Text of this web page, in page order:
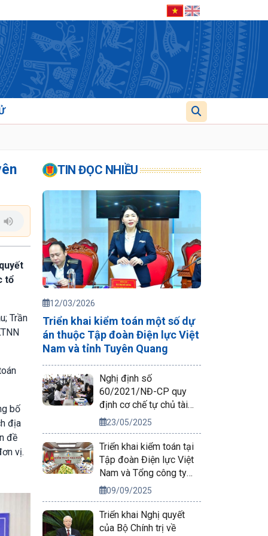
tổ
Trần
bố
địa
đề
vị.
TIN ĐỌC NHIỀU
12/03/2026
Triển khai kiểm toán một số dự
án thuộc Tập đoàn Điện lực Việt
Nam và tỉnh Tuyên Quang
Nghị định số
60/2021/NĐ-CP quy
định cơ chế tự chủ tài
chính của đơn vị sự
nghiệp công lập
23/05/2025
Triển khai kiểm toán tại
Tập đoàn Điện lực Việt
Nam và Tổng công ty
Phát điện 2
09/09/2025
Triển khai Nghị quyết
của Bộ Chính trị về